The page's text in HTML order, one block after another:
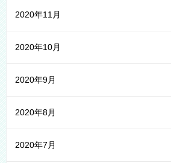
2020年11月
2020年10月
2020年9月
2020年8月
2020年7月